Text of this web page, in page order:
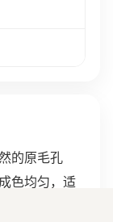
的原毛孔
色均匀，适